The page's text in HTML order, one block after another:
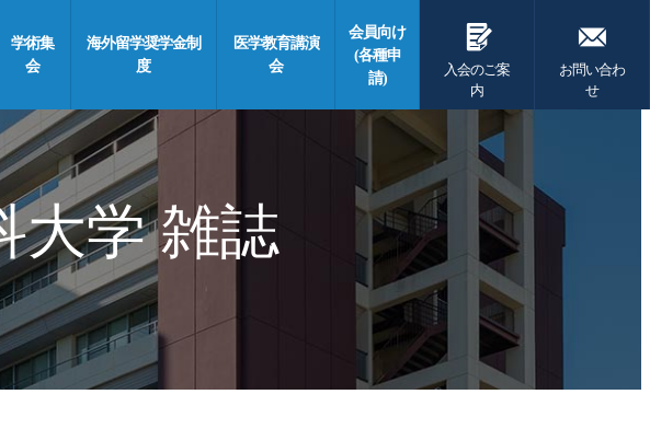
学術集
会
海外留学奨学金制
度
医学教育講演
会
会員向け
(各種申
請)
G
入会のご案
内
F
お問い合わ
せ
大学 雑誌